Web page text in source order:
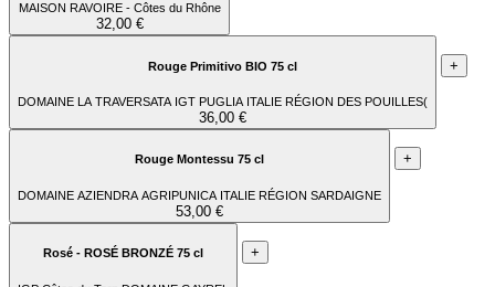
MAISON RAVOIRE - Côtes du Rhône
32,00 €
Rouge Primitivo BIO 75 cl
DOMAINE LA TRAVERSATA IGT PUGLIA ITALIE RÉGION DES POUILLES(
36,00 €
+
Rouge Montessu 75 cl
DOMAINE AZIENDRA AGRIPUNICA ITALIE RÉGION SARDAIGNE
53,00 €
+
Rosé - ROSÉ BRONZÉ 75 cl +